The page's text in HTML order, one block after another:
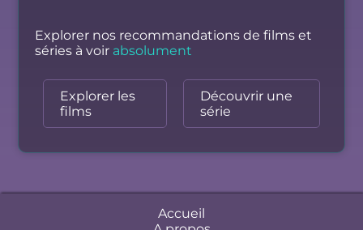
Explorer nos recommandations de films et
séries à voir absolument
Explorer les
films
Découvrir une
série
Accueil